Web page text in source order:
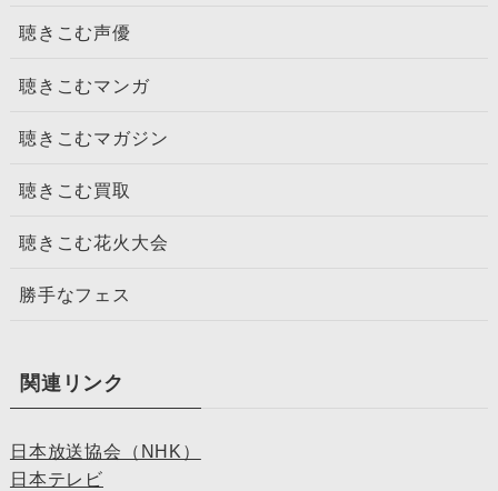
聴きこむ声優
聴きこむマンガ
聴きこむマガジン
聴きこむ買取
聴きこむ花火大会
勝手なフェス
関連リンク
日本放送協会（NHK）
日本テレビ